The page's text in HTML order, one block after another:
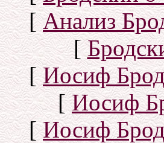
[Анализ
[
[Иосиф
[Иосиф
[Иосиф